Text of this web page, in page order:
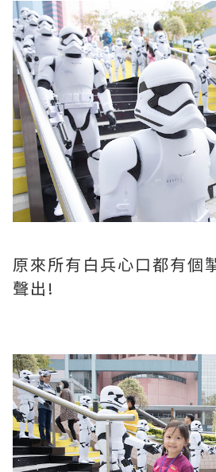
原來所有白兵心口都有個
聲出!